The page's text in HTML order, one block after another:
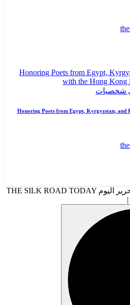
شخصيات
Honoring Poets from Egypt, Kyrgyzstan, and
Copyright © 2026 طريق الحرير اليوم THE SILK ROAD TODAY